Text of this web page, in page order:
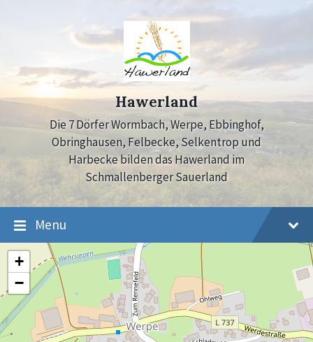
Hawerland
Die 7 Dörfer Wormbach, Werpe, Ebbinghof,
Obringhausen, Felbecke, Selkentrop und
Harbecke bilden das Hawerland im
Schmallenberger Sauerland
Menu
+
−